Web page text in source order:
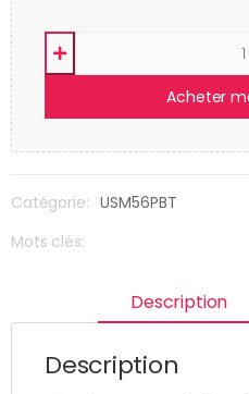
Acheter
Catégorie: USM56PBT
Mots clés:
Description
Description